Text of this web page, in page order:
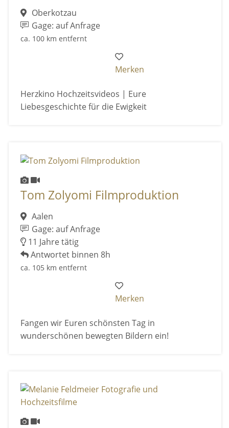
Oberkotzau
Gage: auf Anfrage
ca. 100 km entfernt
Merken
Herzkino Hochzeitsvideos | Eure
Liebesgeschichte für die Ewigkeit
Tom Zolyomi Filmproduktion
Aalen
Gage: auf Anfrage
11 Jahre tätig
Antwortet binnen 8h
ca. 105 km entfernt
Merken
Fangen wir Euren schönsten Tag in
wunderschönen bewegten Bildern ein!